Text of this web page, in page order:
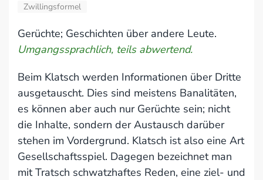
Zwillingsformel
Gerüchte; Geschichten über andere Leute.
Umgangssprachlich, teils abwertend.
Beim Klatsch werden Informationen über Dritte
ausgetauscht. Dies sind meistens Banalitäten,
es können aber auch nur Gerüchte sein; nicht
die Inhalte, sondern der Austausch darüber
stehen im Vordergrund. Klatsch ist also eine Art
Gesellschaftsspiel. Dagegen bezeichnet man
mit Tratsch schwatzhaftes Reden, eine ziel- und